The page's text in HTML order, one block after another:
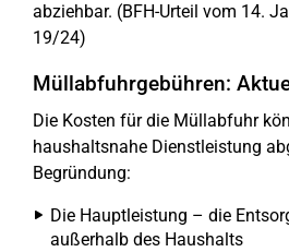
abziehbar. (BFH-Urteil vom 14.
19/24)
Müllabfuhrgebühren:
Die Kosten für die Müllabfuhr
haushaltsnahe Dienstleistung
Begründung:
Die Hauptleistung – die
außerhalb des Haushalts